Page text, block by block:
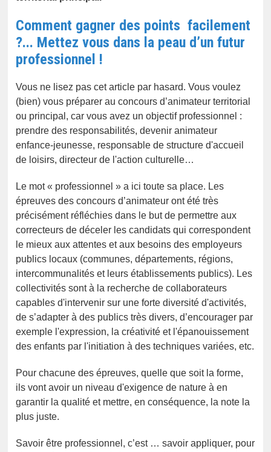
Comment gagner des points facilement
?... Mettez vous dans la peau d’un futur
professionnel !
Vous ne lisez pas cet article par hasard. Vous voulez
(bien) vous préparer au concours d’animateur territorial
ou principal, car vous avez un objectif professionnel :
prendre des responsabilités, devenir animateur
enfance-jeunesse, responsable de structure d'accueil
de loisirs, directeur de l'action culturelle…
Le mot « professionnel » a ici toute sa place. Les
épreuves des concours d’animateur ont été très
précisément réfléchies dans le but de permettre aux
correcteurs de déceler les candidats qui correspondent
le mieux aux attentes et aux besoins des employeurs
publics locaux (communes, départements, régions,
intercommunalités et leurs établissements publics). Les
collectivités sont à la recherche de collaborateurs
capables d'intervenir sur une forte diversité d'activités,
de s’adapter à des publics très divers, d’encourager par
exemple l'expression, la créativité et l'épanouissement
des enfants par l'initiation à des techniques variées, etc.
Pour chacune des épreuves, quelle que soit la forme,
ils vont avoir un niveau d'exigence de nature à en
garantir la qualité et mettre, en conséquence, la note la
plus juste.
Savoir être professionnel, c’est … savoir appliquer, pour